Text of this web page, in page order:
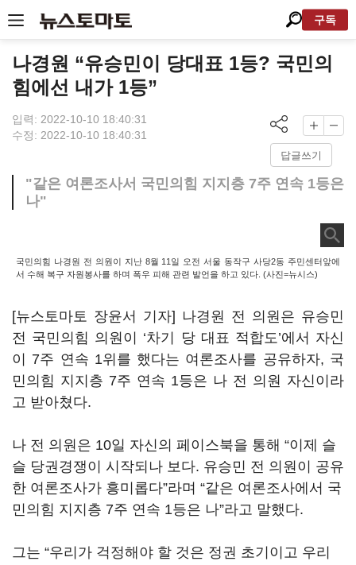
구독
나경원 “유승민이 당대표 1등? 국민의
힘에선 내가 1등”
입력: 2022-10-10 18:40:31
수정: 2022-10-10 18:40:31
답글쓰기
"같은 여론조사서 국민의힘 지지층 7주 연속 1등은
나"
국민의힘 나경원 전 의원이 지난 8월 11일 오전 서울 동작구 사당2동 주민센터앞에
서 수해 복구 자원봉사를 하며 폭우 피해 관련 발언을 하고 있다. (사진=뉴시스)
[뉴스토마토 장윤서 기자] 나경원 전 의원은 유승민
전 국민의힘 의원이 ‘차기 당 대표 적합도’에서 자신
이 7주 연속 1위를 했다는 여론조사를 공유하자, 국
민의힘 지지층 7주 연속 1등은 나 전 의원 자신이라
고 받아쳤다.
나 전 의원은 10일 자신의 페이스북을 통해 “이제 슬
슬 당권경쟁이 시작되나 보다. 유승민 전 의원이 공유
한 여론조사가 흥미롭다”라며 “같은 여론조사에서 국
민의힘 지지층 7주 연속 1등은 나”라고 말했다.
그는 “우리가 걱정해야 할 것은 정권 초기이고 우리